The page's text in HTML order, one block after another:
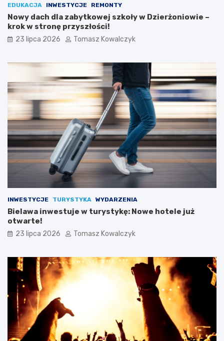
EDUKACJA INWESTYCJE REMONTY
Nowy dach dla zabytkowej szkoły w Dzierżoniowie –
krok w stronę przyszłości!
23 lipca 2026 Tomasz Kowalczyk
INWESTYCJE TURYSTYKA WYDARZENIA
Bielawa inwestuje w turystykę: Nowe hotele już
otwarte!
23 lipca 2026 Tomasz Kowalczyk